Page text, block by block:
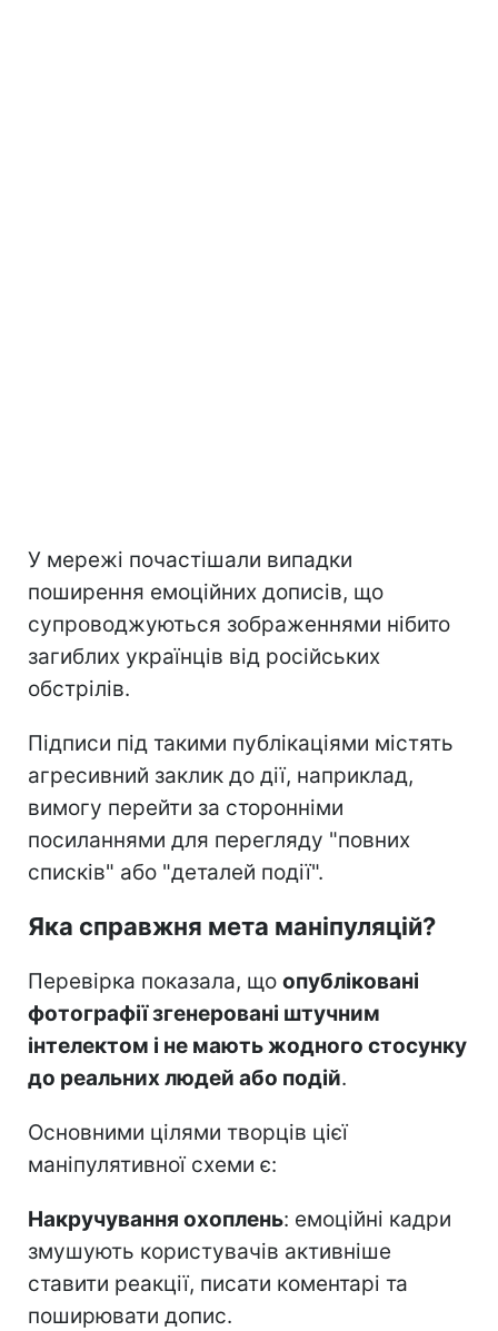
У мережі почастішали випадки
поширення емоційних дописів, що
супроводжуються зображеннями нібито
загиблих українців від російських
обстрілів.
Підписи під такими публікаціями містять
агресивний заклик до дії, наприклад,
вимогу перейти за сторонніми
посиланнями для перегляду "повних
списків" або "деталей події".
Яка справжня мета маніпуляцій?
Перевірка показала, що опубліковані
фотографії згенеровані штучним
інтелектом і не мають жодного стосунку
до реальних людей або подій.
Основними цілями творців цієї
маніпулятивної схеми є:
Накручування охоплень: емоційні кадри
змушують користувачів активніше
ставити реакції, писати коментарі та
поширювати допис.